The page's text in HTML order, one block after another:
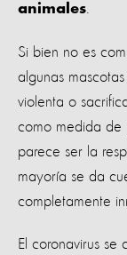
animales
Si bien no es
algunas
violenta o
como medida de
parece ser la
mayoría se da
completamente
El coronavirus